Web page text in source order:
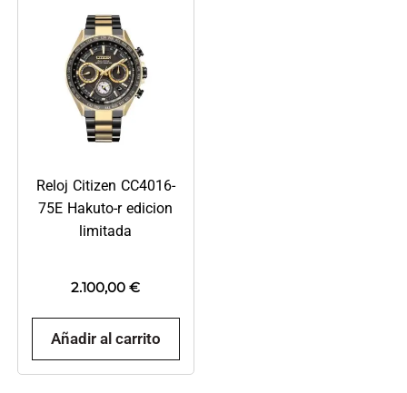
Reloj Citizen CC4016-
75E Hakuto-r edicion
limitada
2.100,00€
Añadir al carrito